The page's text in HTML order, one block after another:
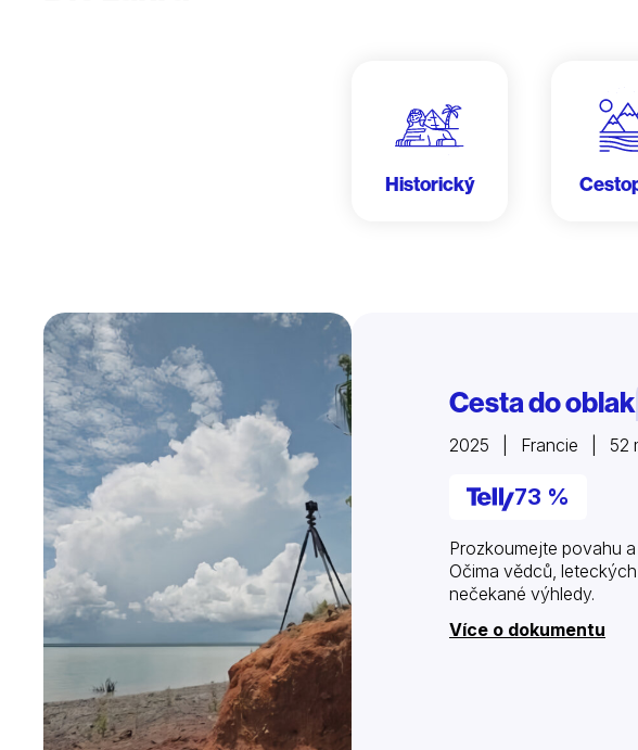
Historický
Cesta do oblak
2025 | Francie | 52
73 %
Prozkoumejte povahu
Očima vědců,
nečekané výhledy.
Více o dokumentu